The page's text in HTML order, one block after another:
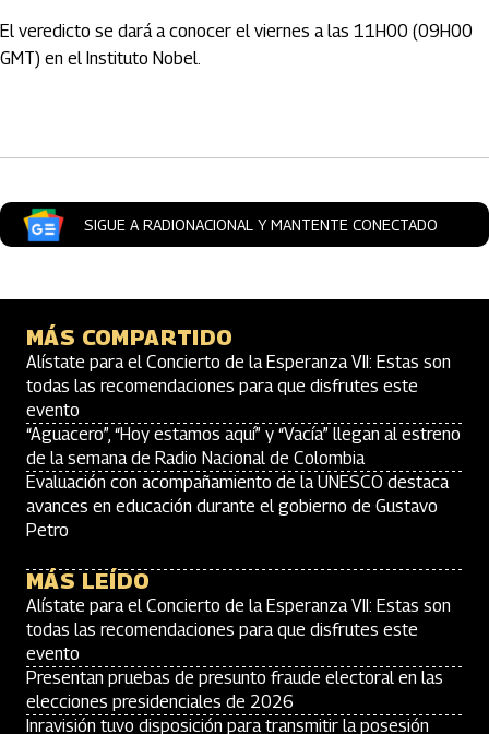
El veredicto se dará a conocer el viernes a las 11H00 (09H00
GMT) en el Instituto Nobel.
SIGUE A RADIONACIONAL Y MANTENTE CONECTADO
MÁS COMPARTIDO
Alístate para el Concierto de la Esperanza VII: Estas son
todas las recomendaciones para que disfrutes este
evento
“Aguacero”, “Hoy estamos aquí” y “Vacía” llegan al estreno
de la semana de Radio Nacional de Colombia
Evaluación con acompañamiento de la UNESCO destaca
avances en educación durante el gobierno de Gustavo
Petro
MÁS LEÍDO
Alístate para el Concierto de la Esperanza VII: Estas son
todas las recomendaciones para que disfrutes este
evento
Presentan pruebas de presunto fraude electoral en las
elecciones presidenciales de 2026
Inravisión tuvo disposición para transmitir la posesión